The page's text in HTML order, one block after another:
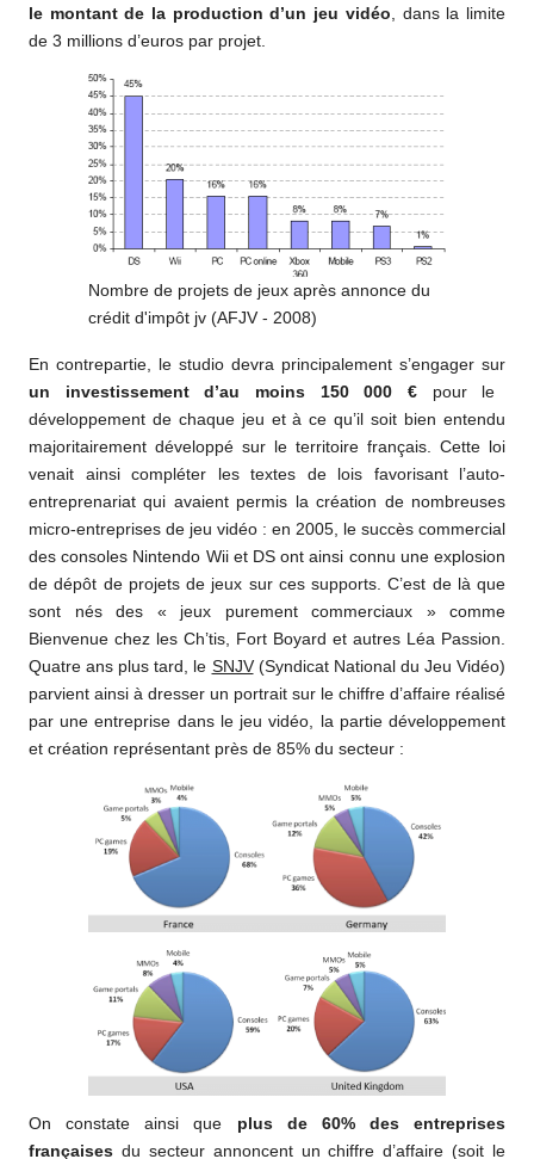
le montant de la production d’un jeu vidéo, dans la limite
de 3 millions d’euros par projet.
Nombre de projets de jeux après annonce du
crédit d'impôt jv (AFJV - 2008)
En contrepartie, le studio devra principalement s’engager sur
un investissement d’au moins 150 000 € pour le
développement de chaque jeu et à ce qu’il soit bien entendu
majoritairement développé sur le territoire français. Cette loi
venait ainsi compléter les textes de lois favorisant l’auto-
entreprenariat qui avaient permis la création de nombreuses
micro-entreprises de jeu vidéo : en 2005, le succès commercial
des consoles Nintendo Wii et DS ont ainsi connu une explosion
de dépôt de projets de jeux sur ces supports. C’est de là que
sont nés des « jeux purement commerciaux » comme
Bienvenue chez les Ch’tis, Fort Boyard et autres Léa Passion.
Quatre ans plus tard, le SNJV(Syndicat National du Jeu Vidéo)
parvient ainsi à dresser un portrait sur le chiffre d’affaire réalisé
par une entreprise dans le jeu vidéo, la partie développement
et création représentant près de 85% du secteur :
On constate ainsi que plus de 60% des entreprises
françaises du secteur annoncent un chiffre d’affaire (soit le